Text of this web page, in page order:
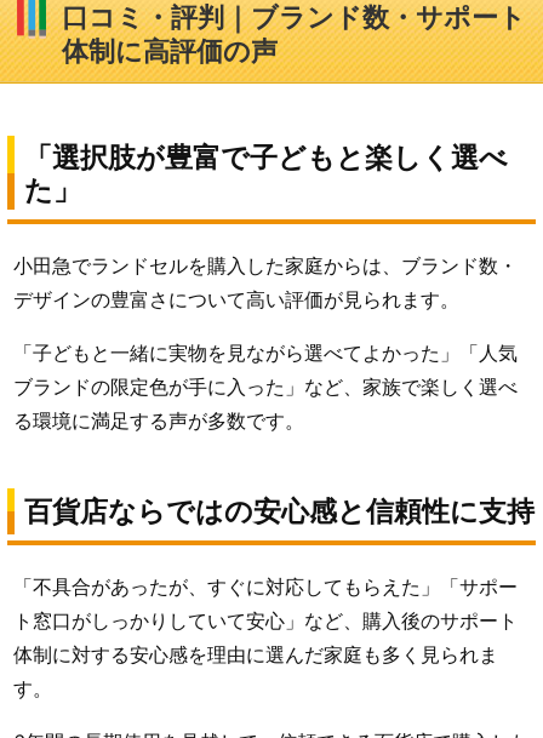
口コミ・評判｜ブランド数・サポート
体制に高評価の声
「選択肢が豊富で子どもと楽しく選べ
た」
小田急でランドセルを購入した家庭からは、ブランド数・
デザインの豊富さについて高い評価が見られます。
「子どもと一緒に実物を見ながら選べてよかった」「人気
ブランドの限定色が手に入った」など、家族で楽しく選べ
る環境に満足する声が多数です。
百貨店ならではの安心感と信頼性に支持
「不具合があったが、すぐに対応してもらえた」「サポー
ト窓口がしっかりしていて安心」など、購入後のサポート
体制に対する安心感を理由に選んだ家庭も多く見られま
す。